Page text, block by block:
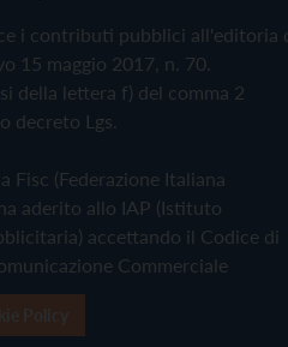
i contributi pubblici all'editoria
15 maggio 2017, n. 70.
della lettera f) del comma 2
decreto Lgs.
Fisc (Federazione Italiana
aderito allo IAP (Istituto
accettando il Codice di
Commerciale